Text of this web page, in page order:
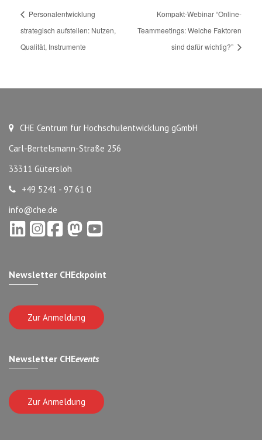
Personalentwicklung
strategisch aufstellen: Nutzen,
Qualität, Instrumente
Kompakt-Webinar “Online-
Teammeetings: Welche Faktoren
sind dafür wichtig?”
CHE Centrum für Hochschulentwicklung gGmbH
Carl-Bertelsmann-Straße 256
33311 Gütersloh
+49 5241 - 97 61 0
info@che.de
Newsletter CHEckpoint
Zur Anmeldung
Newsletter CHEevents
Zur Anmeldung